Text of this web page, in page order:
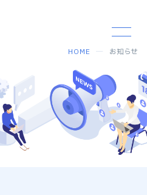
HOME お知らせ